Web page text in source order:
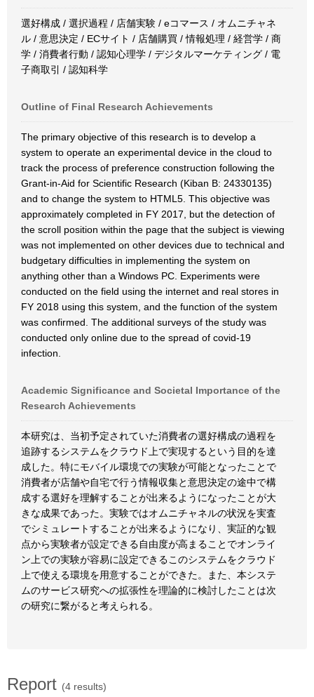
選好構成 / 選択過程 / 店舗実験 / eコマース / オムニチャネ
ル / 意思決定 / ECサイト / 店舗購買 / 情報処理 / 経営学 / 商
学 / 消費者行動 / 認知心理学 / デジタルマーケティング / 電
子商取引 / 認知科学
Outline of Final Research Achievements
The primary objective of this research is to develop a
system to operate an experimental device in the cloud to
track the process of preference construction following the
Grant-in-Aid for Scientific Research (Kiban B: 24330135)
and to change the system to HTML5. This objective was
approximately completed in FY 2017, but the detection of
the scroll position within the page that the subject is viewing
was not implemented on other devices due to technical and
budgetary difficulties in implementing the system on
anything other than a Windows PC. Experiments were
conducted on the field using the internet and real stores in
FY 2018 using this system, and the function of the system
was confirmed. The additional surveys of the study was
conducted only online due to the spread of covid-19
infection.
Academic Significance and Societal Importance of the
Research Achievements
本研究は、当初予定されていた消費者の選好構成の過程を
追跡するシステムをクラウド上で実現するという目的を達
成した。特にモバイル環境での実験が可能となったことで
消費者が店舗や自宅で行う情報収集と意思決定の途中で構
成する選好を理解することが出来るようになったことが大
きな成果であった。実験ではオムニチャネルの状況を実査
でシミュレートすることが出来るようになり、実証的な観
点から実験者が設定できる自由度が高まることでオンライ
ン上での実験が容易に設定できるこのシステムをクラウド
上で使える環境を用意することができた。また、本システ
ムのサービス研究への拡張性を理論的に検討したことは次
の研究に繋がると考えられる。
Report (4 results)